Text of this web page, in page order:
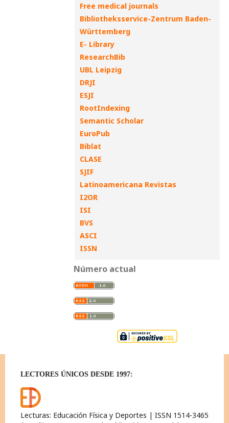
Free medical journals
Bibliotheksservice-Zentrum Baden-
Württemberg
E- Library
ResearchBib
UBL Leipzig
DRJI
ESJI
RootIndexing
Semantic Scholar
EuroPub
Biblat
CLASE
SJIF
Latinoamericana Revistas
I2OR
ISI
BVS
ASCI
ISSN
Número actual
LECTORES ÚNICOS DESDE 1997:
Lecturas: Educación Física y Deportes | ISSN 1514-3465